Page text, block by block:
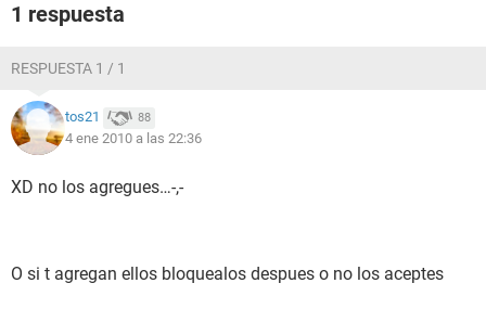
1 respuesta
RESPUESTA 1 / 1
tos21 88
4 ene 2010 a las 22:36
XD no los agregues…-,-
O si t agregan ellos bloquealos despues o no los aceptes